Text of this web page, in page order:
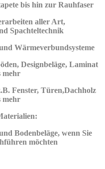
bis hin zur Rauhfaser
aller Art,
Spachteltechnik
Wärmeverbundsysteme
Designbeläge, Laminat
mehr
Fenster, Türen,Dachholz
mehr
Bodenbeläge, wenn Sie
möchten